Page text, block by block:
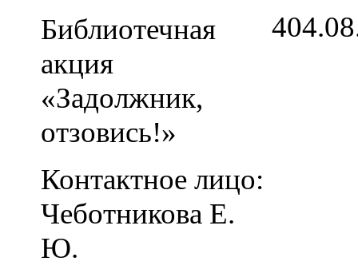
Библиотечная
акция
«Задолжник,
отзовись!»
Контактное лицо:
Чеботникова Е.
Ю.
4